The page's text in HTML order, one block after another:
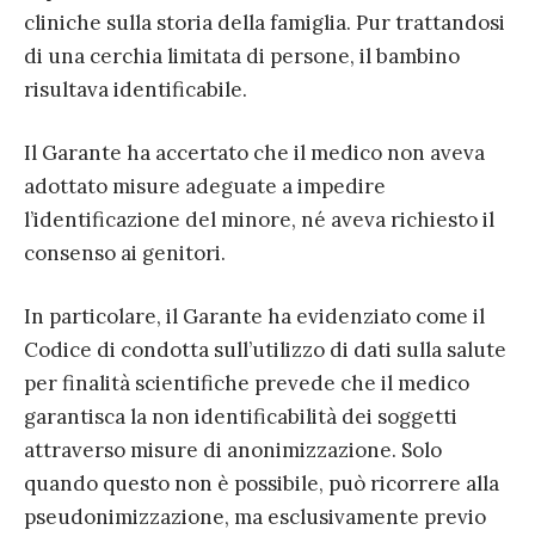
cliniche sulla storia della famiglia. Pur trattandosi
di una cerchia limitata di persone, il bambino
risultava identificabile.
Il Garante ha accertato che il medico non aveva
adottato misure adeguate a impedire
l’identificazione del minore, né aveva richiesto il
consenso ai genitori.
In particolare, il Garante ha evidenziato come il
Codice di condotta sull’utilizzo di dati sulla salute
per finalità scientifiche prevede che il medico
garantisca la non identificabilità dei soggetti
attraverso misure di anonimizzazione. Solo
quando questo non è possibile, può ricorrere alla
pseudonimizzazione, ma esclusivamente previo